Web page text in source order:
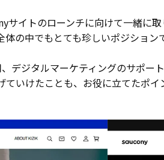
イトのローンチに向けて一緒に
の中でもとても珍しいポジション
デジタルマーケティングのサポ
いけたことも、お役に立てたポイ